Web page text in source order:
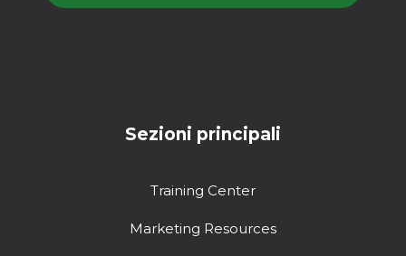
Sezioni principali
Training Center
Marketing Resources